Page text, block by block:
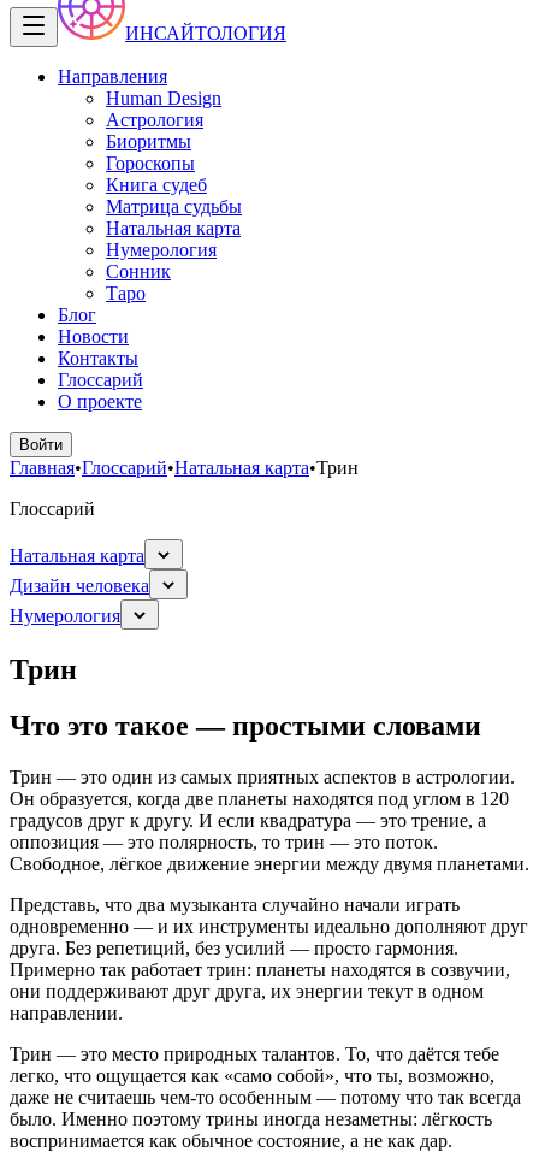
ИНСАЙТОЛОГИЯ
Направления
Human Design
Астрология
Биоритмы
Гороскопы
Книга судеб
Матрица судьбы
Натальная карта
Нумерология
Сонник
Таро
Блог
Новости
Контакты
Глоссарий
О проекте
Войти
Главная•Глоссарий•Натальная карта•Трин
Глоссарий
Натальная карта
Дизайн человека
Нумерология
Трин
Что это такое — простыми словами
Трин — это один из самых приятных аспектов в астрологии.
Он образуется, когда две планеты находятся под углом в 120
градусов друг к другу. И если квадратура — это трение, а
оппозиция — это полярность, то трин — это поток.
Свободное, лёгкое движение энергии между двумя планетами.
Представь, что два музыканта случайно начали играть
одновременно — и их инструменты идеально дополняют друг
друга. Без репетиций, без усилий — просто гармония.
Примерно так работает трин: планеты находятся в созвучии,
они поддерживают друг друга, их энергии текут в одном
направлении.
Трин — это место природных талантов. То, что даётся тебе
легко, что ощущается как «само собой», что ты, возможно,
даже не считаешь чем-то особенным — потому что так всегда
было. Именно поэтому трины иногда незаметны: лёгкость
воспринимается как обычное состояние, а не как дар.